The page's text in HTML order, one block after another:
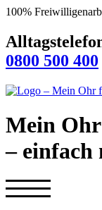
100%
0800 500 400
Mein
– einfach